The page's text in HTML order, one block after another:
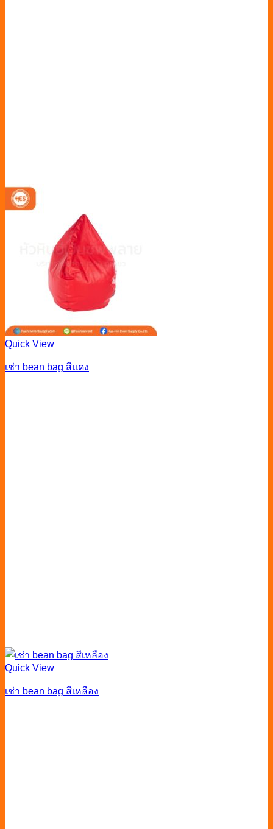
Quick View
เช่า bean bag สีแดง
Quick View
เช่า bean bag สีเหลือง